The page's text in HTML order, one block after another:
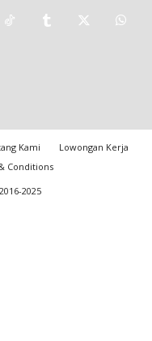
Kami
Lowongan Kerja
Conditions
2025